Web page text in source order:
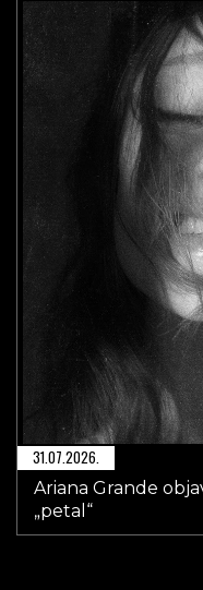
31.07.2026.
Ariana Grande
„petal“